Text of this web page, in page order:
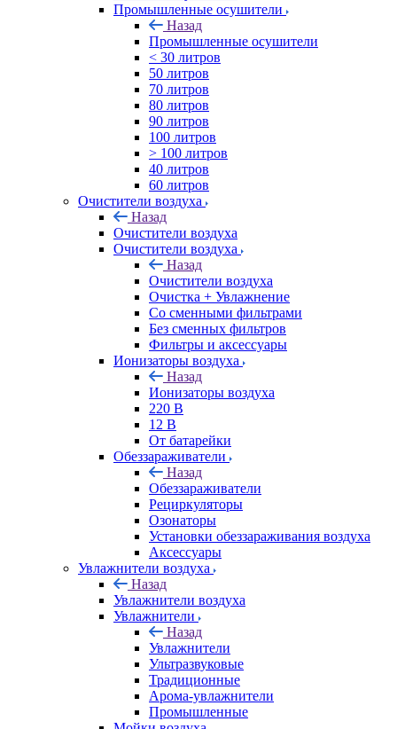
Промышленные осушители
Назад
Промышленные осушители
< 30 литров
50 литров
70 литров
80 литров
90 литров
100 литров
> 100 литров
40 литров
60 литров
Очистители воздуха
Назад
Очистители воздуха
Очистители воздуха
Назад
Очистители воздуха
Очистка + Увлажнение
Cо сменными фильтрами
Без сменных фильтров
Фильтры и аксессуары
Ионизаторы воздуха
Назад
Ионизаторы воздуха
220 В
12 В
От батарейки
Обеззараживатели
Назад
Обеззараживатели
Рециркуляторы
Озонаторы
Установки обеззараживания воздуха
Аксессуары
Увлажнители воздуха
Назад
Увлажнители воздуха
Увлажнители
Назад
Увлажнители
Ультразвуковые
Традиционные
Арома-увлажнители
Промышленные